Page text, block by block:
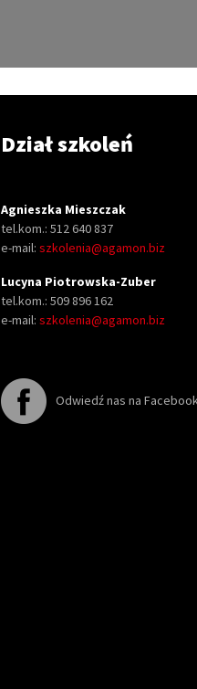
Dział szkoleń
Agnieszka Mieszczak
tel.kom.: 512 640 837
e-mail: szkolenia@agamon.biz
Lucyna Piotrowska-Zuber
tel.kom.: 509 896 162
e-mail: szkolenia@agamon.biz
Odwiedź nas na